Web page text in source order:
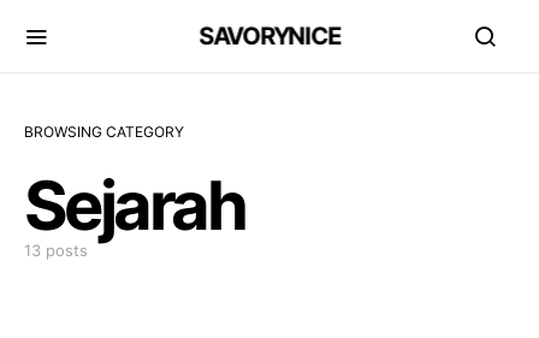
SAVORYNICE
BROWSING CATEGORY
Sejarah
13 posts